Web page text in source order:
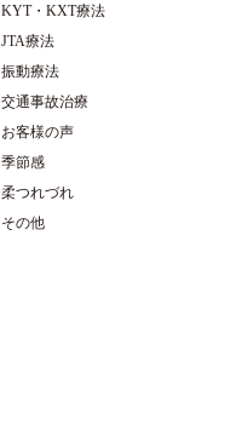
KYT・KXT療法
JTA療法
振動療法
交通事故治療
お客様の声
季節感
柔つれづれ
その他